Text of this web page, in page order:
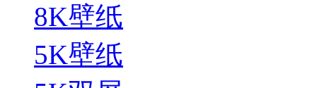
8K壁纸
5K壁纸